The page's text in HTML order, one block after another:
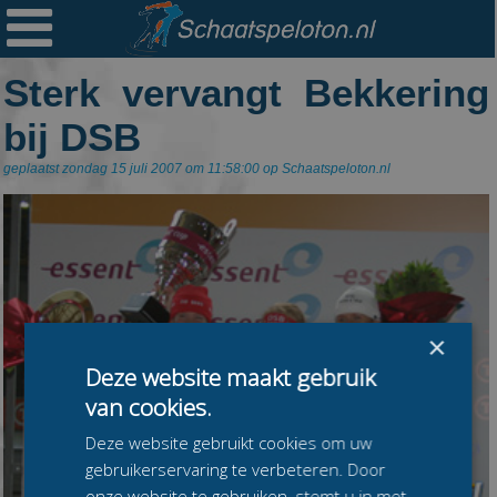

Sterk vervangt Bekkering
bij DSB
geplaatst zondag 15 juli 2007 om 11:58:00 op Schaatspeloton.nl
×
Deze website maakt gebruik
van cookies.
Deze website gebruikt cookies om uw
gebruikerservaring te verbeteren. Door